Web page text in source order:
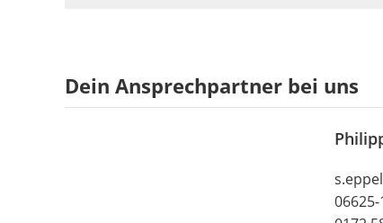
Dein Ansprechpartner bei uns